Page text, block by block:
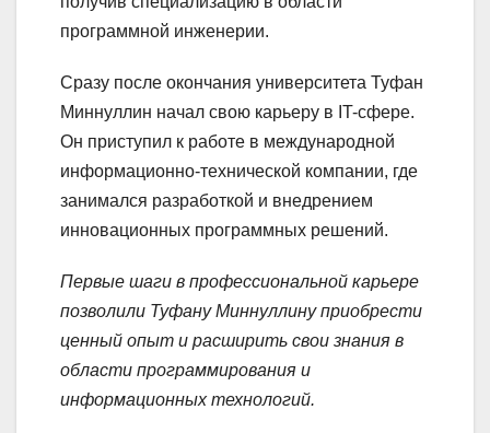
программной инженерии.
Сразу после окончания университета Туфан
Миннуллин начал свою карьеру в IT-сфере.
Он приступил к работе в международной
информационно-технической компании, где
занимался разработкой и внедрением
инновационных программных решений.
Первые шаги в профессиональной карьере
позволили Туфану Миннуллину приобрести
ценный опыт и расширить свои знания в
области программирования и
информационных технологий.